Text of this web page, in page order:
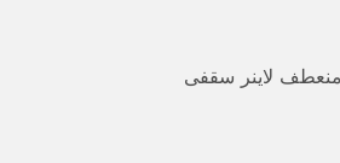
منعطف لاینر سقفی